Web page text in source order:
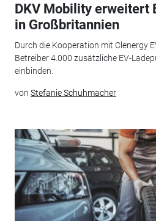
DKV Mobility erweitert
in Großbritannien
Durch die Kooperation mit Clenergy
Betreiber 4.000 zusätzliche EV-
einbinden.
von Stefanie Schuhmacher